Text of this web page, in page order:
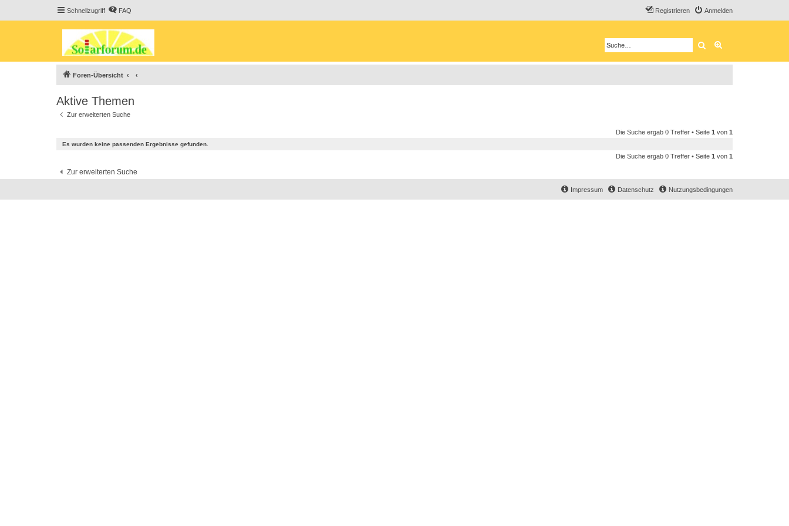
Schnellzugriff FAQ Anmelden
Registrieren
Suche
Foren-Übersicht
Aktive Themen
Zur erweiterten Suche
Die Suche ergab 0 Treffer • Seite 1 von 1
Es wurden keine passenden Ergebnisse gefunden.
Die Suche ergab 0 Treffer • Seite 1 von 1
Zur erweiterten Suche
Nutzungsbedingungen
Datenschutz
Impressum